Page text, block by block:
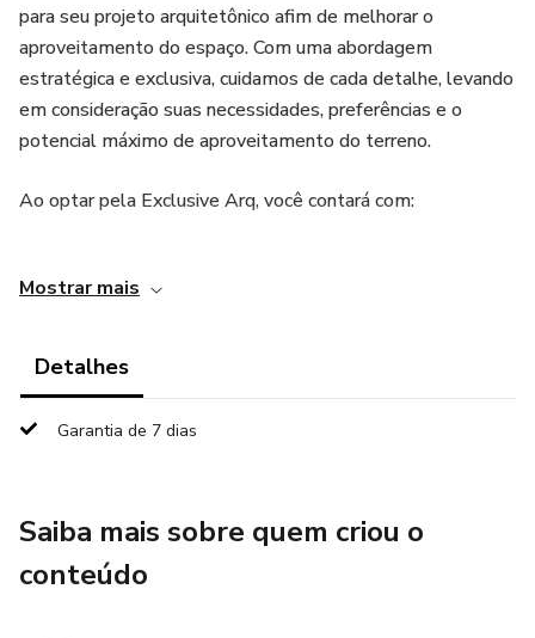
para seu projeto arquitetônico afim de melhorar o
aproveitamento do espaço. Com uma abordagem
estratégica e exclusiva, cuidamos de cada detalhe, levando
em consideração suas necessidades, preferências e o
potencial máximo de aproveitamento do terreno.
Ao optar pela Exclusive Arq, você contará com:
condições do terreno, incluindo aspectos como localização,
urbanísticos. Tudo para garantir que você tome decisões
- Planejamento de projeto personalizado: Cada projeto é
maximizando a utilização do espaço e o valor do
investimento.
Mostrar mais
Detalhes
Garantia de 7 dias
Saiba mais sobre quem criou o
conteúdo